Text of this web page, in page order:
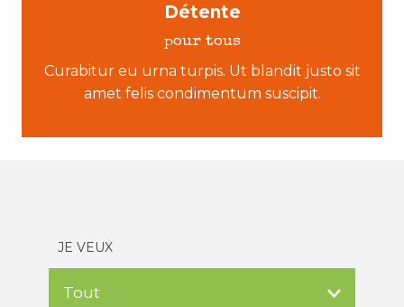
Détente
pour tous
Curabitur eu urna turpis. Ut blandit justo sit
amet felis condimentum suscipit.
JE VEUX